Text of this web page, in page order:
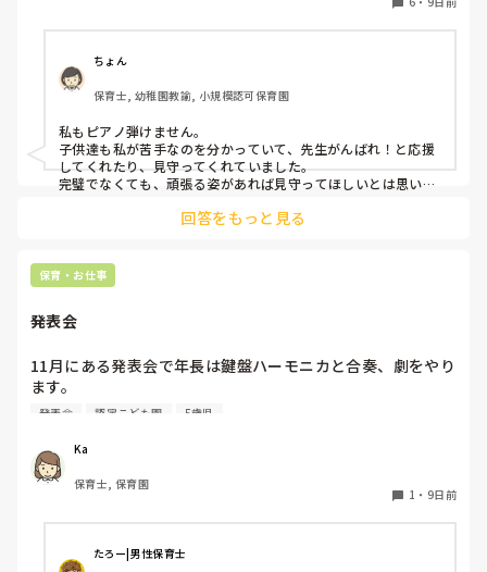
もっと書き出せばいろいろ出てくると思いますが、ざっくり
と。
3人でやるならトライアングルですね。三角形で3人で保育をし
ていきましょう。
もし1人補助がついて4人でやれるならば、ダイヤモンド？ひし
二等辺三角形とか台形のようにならないように、みんなでクラ
ス運営していこうねって気持ちが大事です☆
て、サブ、真ん中である2番手に新卒を置くのがいいと思いま
す。
経験ある人こそ視点を広くもてると踏まえて、雑の立場からサ
す。
定期的にそれを回していくイメージです。
主:先生
雑:中途
2ヶ月目
ちょん
保育士, 幼稚園教諭, 小規模認可保育園
私もピアノ弾けません。
子供達も私が苦手なのを分かっていて、先生がんばれ！と応援
してくれたり、見守ってくれていました。
完璧でなくても、頑張る姿があれば見守ってほしいとは思いま
回答をもっと見る
保育・お仕事
発表会
11月にある発表会で年長は鍵盤ハーモニカと合奏、劇をやり
ます。
鍵盤ハーモニカは年長になった4月から始まり、キラキラ星
になりました。
発表会でオススメの曲ありますか？？
鍵盤ハーモニカは二重奏にしようか迷っています！
発表会 認定こども園 5歳児
Ka
保育士, 保育園
1 ・ 9日前
たろー|男性保育士